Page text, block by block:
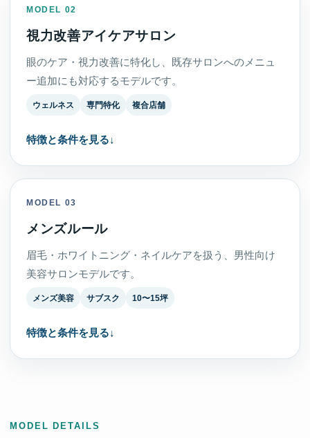
MODEL 02
視力改善アイケアサロン
眼のケア・視力改善に特化し、既存サロンへのメニュ
ー追加にも対応するモデルです。
ウェルネス 専門特化 複合店舗
特徴と条件を見る
MODEL 03
メンズルール
眉毛・ホワイトニング・ネイルケアを扱う、男性向け
美容サロンモデルです。
メンズ美容 サブスク 10〜15坪
特徴と条件を見る
MODEL DETAILS